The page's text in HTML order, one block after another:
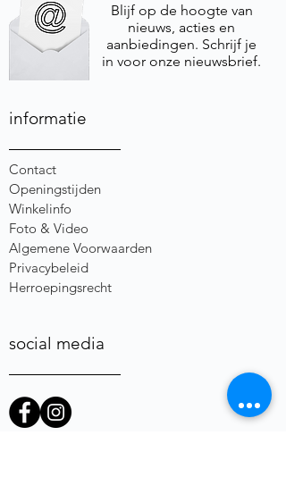
Blijf op de hoogte van
nieuws, acties en
aanbiedingen. Schrijf je
in voor onze nieuwsbrief.
informatie
Contact
Openingstijden
Winkelinfo
Foto & Video
Algemene Voorwaarden
Privacybeleid
Herroepingsrecht
social media